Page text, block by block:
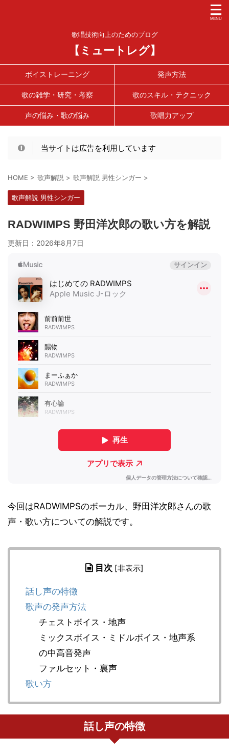
歌唱技術向上のためのブログ
【ミュートレグ】
ボイストレーニング 発声方法
歌の雑学・研究・考察 歌のスキル・テクニック
声の悩み・歌の悩み 歌唱力アップ
当サイトは広告を利用しています
HOME > 歌声解説 > 歌声解説 男性シンガー >
歌声解説 男性シンガー
RADWIMPS 野田洋次郎の歌い方を解説
更新日： 2026年8月7日
今回はRADWIMPSのボーカル、野田洋次郎さんの歌
声・歌い方についての解説です。
目次 [非表示]
話し声の特徴
歌声の発声方法
チェストボイス・地声
ミックスボイス・ミドルボイス・地声系
の中高音発声
ファルセット・裏声
歌い方
話し声の特徴